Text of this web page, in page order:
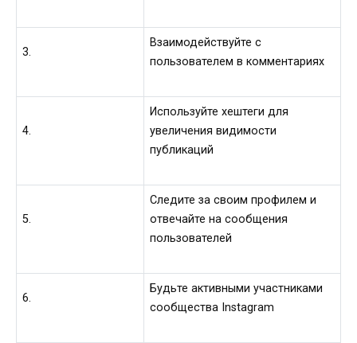
3.
Взаимодействуйте с
пользователем в комментариях
4.
Используйте хештеги для
увеличения видимости
публикаций
5.
Следите за своим профилем и
отвечайте на сообщения
пользователей
6.
Будьте активными участниками
сообщества Instagram